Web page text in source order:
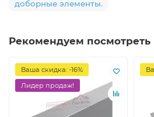
доборные элементы.
Рекомендуем посмотреть
Ваша скидка: -16%
Лидер продаж!